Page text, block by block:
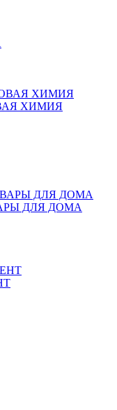
ХИМИЯ
ДЛЯ ДОМА